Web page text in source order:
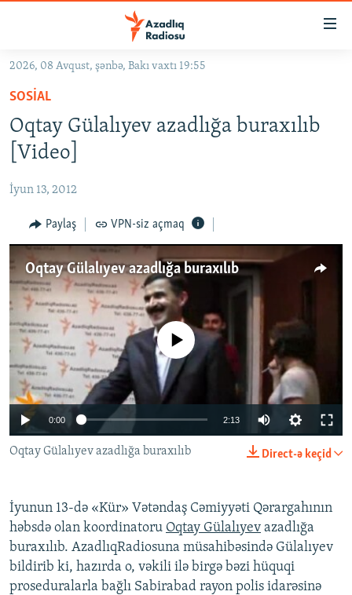
Əsas
qayıt
Əsas
naviqasiyaya
qayıt
Axtarışa
keç
GÜNDƏM
KORRUPSIOMETR
#ƏSLINDƏ
FƏRQƏ BAX
QANUNI DOĞRU
ARAŞDIRMA
MULTIMEDIA
VIDEO
FOTOQALEREYA
İNFOQRAFIKA
KARIKATURA
RADIO ARXIV
OXU ZALI
AZƏRBAYCAN ƏDƏBIYYATI KITABXANASI
İSLAM VƏ DEMOKRATIYA
İZ - MƏDƏNIYYƏT PROQRAMI
HAQQIMIZDA
MISSIYAMIZ
PEŞƏ ETIKASI VƏ JURNALISTIKA STANDARTLARIMIZ
MATERIALLARIMIZDAN ISTIFADƏ
AZADLIQRADIOSU MOBIL TELEFONUNUZDA
XƏBƏR BÜLLETENLƏRIMIZ
BIZI IZLƏ
RFE/RL-in bütün saytları
2026, 08 Avqust, şənbə, Bakı vaxtı 19:55
SOSIAL
Oqtay Gülalıyev azadlığa buraxılıb
[Video]
İyun 13, 2012
Paylaş VPN-siz açmaq
Oqtay Gülalıyev azadlığa buraxılıb
No media source currently available
0:00 2:13
Direct-ə keçid
Oqtay Gülalıyev azadlığa buraxılıb
İyunun 13-də «Kür» Vətəndaş Cəmiyyəti Qərargahının
həbsdə olan koordinatoru Oqtay Gülalıyev azadlığa
buraxılıb. AzadlıqRadiosuna müsahibəsində Gülalıyev
bildirib ki, hazırda o, vəkili ilə birgə bəzi hüquqi
proseduralarla bağlı Sabirabad rayon polis idarəsinə